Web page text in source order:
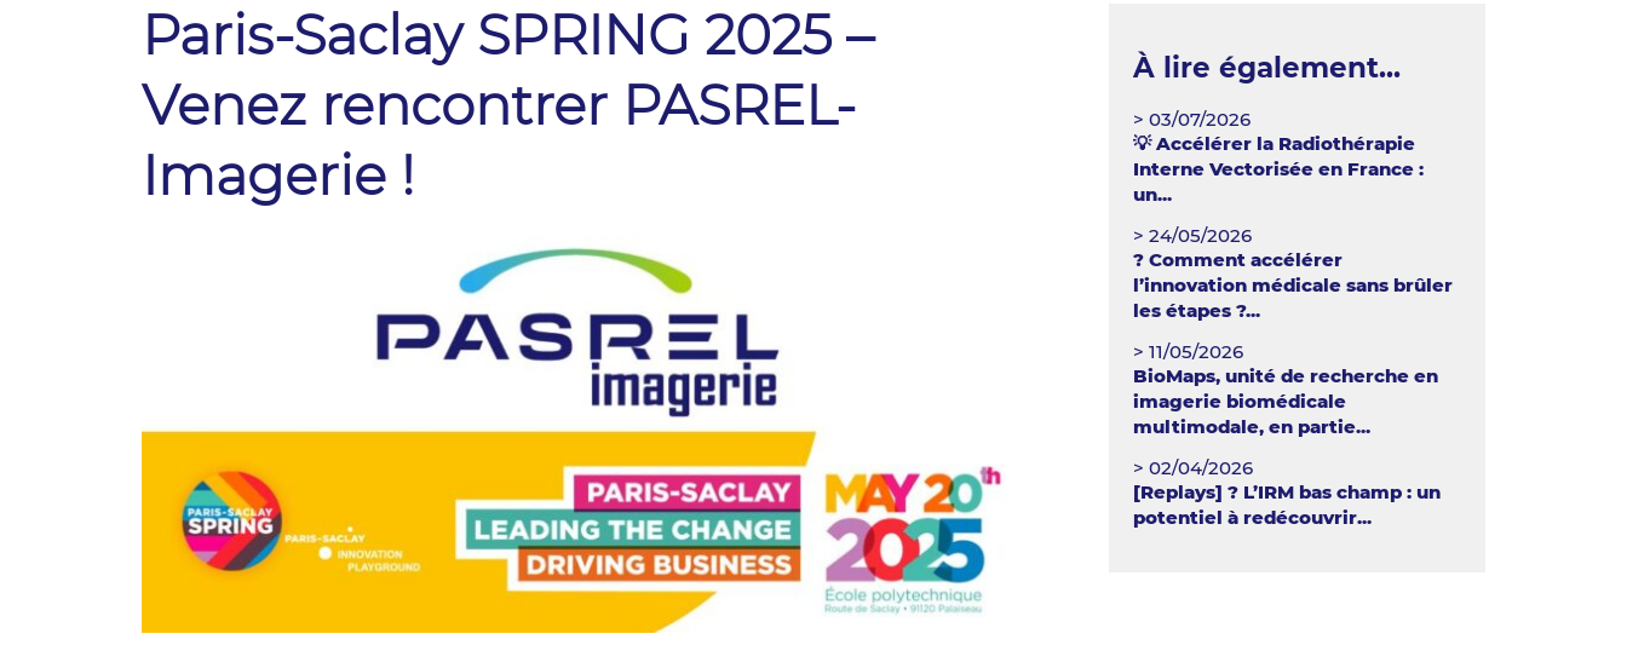
Paris-Saclay SPRING 2025 –
Venez rencontrer PASREL-
Imagerie !
À lire également...
> 03/07/2026
💡 Accélérer la Radiothérapie
Interne Vectorisée en France :
un...
> 24/05/2026
? Comment accélérer
l’innovation médicale sans brûler
les étapes ?...
> 11/05/2026
BioMaps, unité de recherche en
imagerie biomédicale
multimodale, en partie...
> 02/04/2026
[Replays] ? L’IRM bas champ : un
potentiel à redécouvrir...